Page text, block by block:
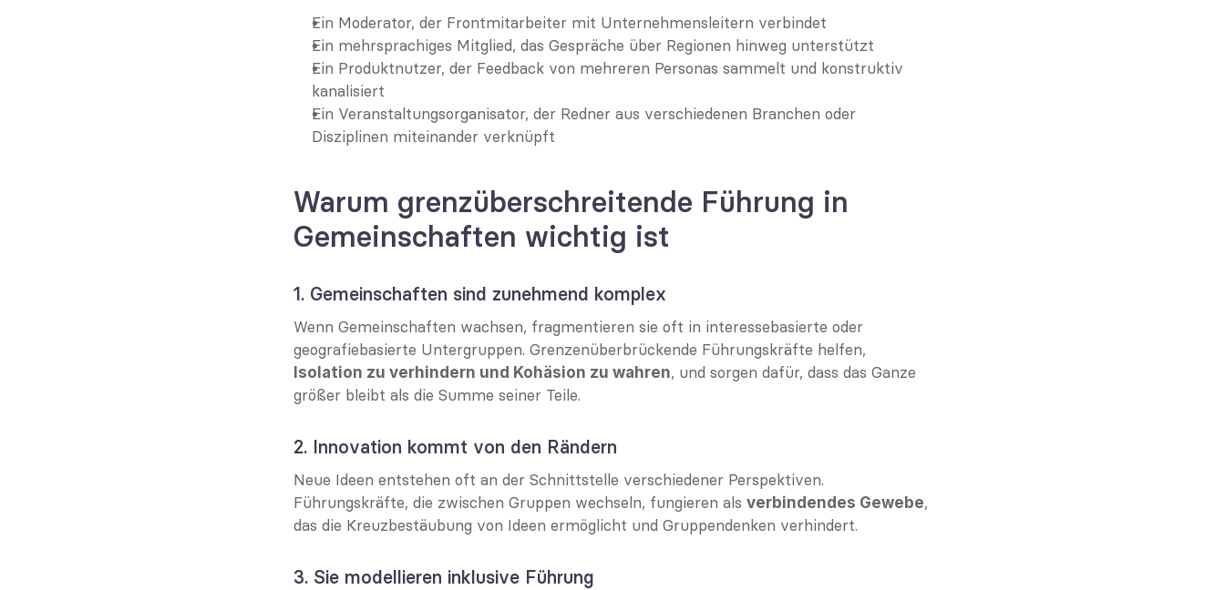
Ein Moderator, der Frontmitarbeiter mit Unternehmensleitern verbindet
Ein mehrsprachiges Mitglied, das Gespräche über Regionen hinweg unterstützt
Ein Produktnutzer, der Feedback von mehreren Personas sammelt und konstruktiv
kanalisiert
Ein Veranstaltungsorganisator, der Redner aus verschiedenen Branchen oder
Disziplinen miteinander verknüpft
Warum grenzüberschreitende Führung in
Gemeinschaften wichtig ist
1. Gemeinschaften sind zunehmend komplex
Wenn Gemeinschaften wachsen, fragmentieren sie oft in interessebasierte oder
Isolation zu verhindern und Kohäsion zu wahren, und sorgen dafür, dass das Ganze
größer bleibt als die Summe seiner Teile.
2. Innovation kommt von den Rändern
Neue Ideen entstehen oft an der Schnittstelle verschiedener Perspektiven.
Führungskräfte, die zwischen Gruppen wechseln, fungieren als verbindendes Gewebe,
das die Kreuzbestäubung von Ideen ermöglicht und Gruppendenken verhindert.
3. Sie modellieren inklusive Führung